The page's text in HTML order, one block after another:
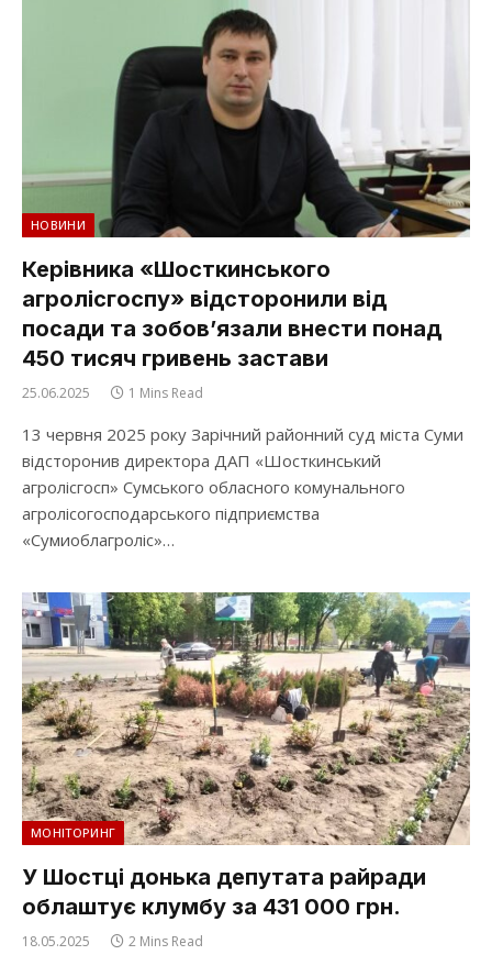
НОВИНИ
Керівника «Шосткинського
агролісгоспу» відсторонили від
посади та зобов’язали внести понад
450 тисяч гривень застави
25.06.2025 1 Mins Read
13 червня 2025 року Зарічний районний суд міста Суми
відсторонив директора ДАП «Шосткинський
агролісгосп» Сумського обласного комунального
агролісогосподарського підприємства
«Сумиоблагроліс»…
МОНІТОРИНГ
У Шостці донька депутата райради
облаштує клумбу за 431 000 грн.
18.05.2025 2 Mins Read